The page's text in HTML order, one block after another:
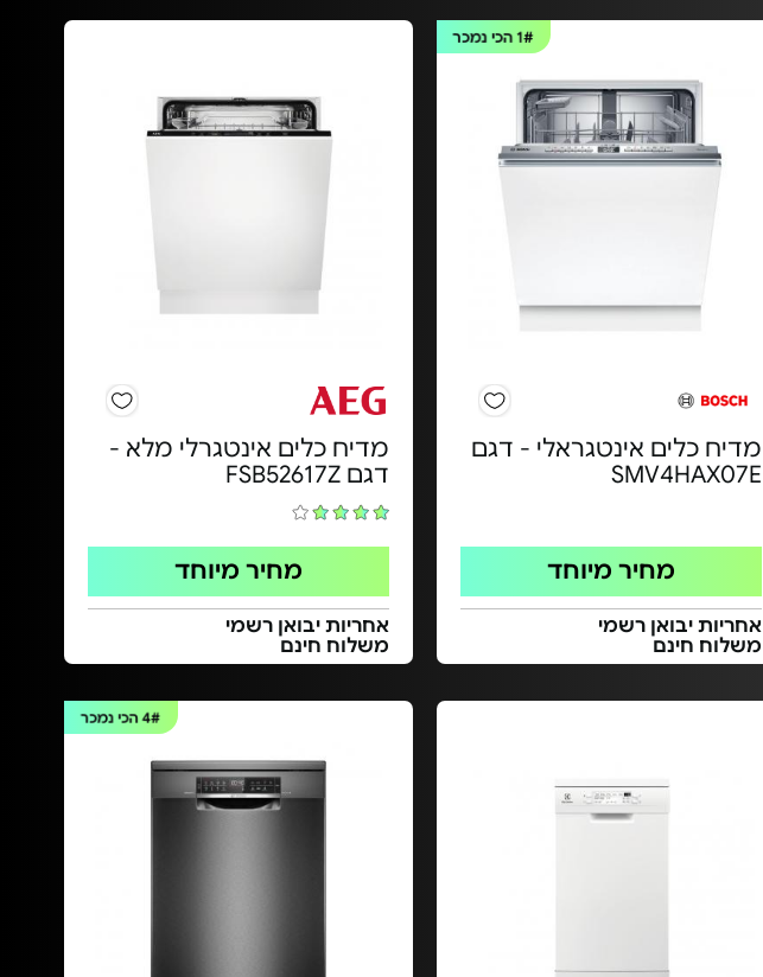
1#הכי נמכר
מדיח כלים אינטגראלי - דגם
SMV4HAX07E
מחיר מיוחד
אחריות יבואן רשמי
משלוח חינם
מדיח כלים אינטגרלי מלא -
דגם FSB52617Z
מחיר מיוחד
אחריות יבואן רשמי
משלוח חינם
4#הכי נמכר